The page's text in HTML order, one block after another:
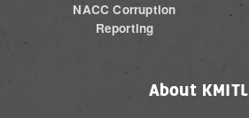
NACC Corruption
Reporting
About KMITL